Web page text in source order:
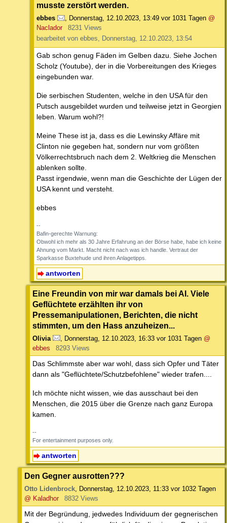
musste zerstört werden.
ebbes , Donnerstag, 12.10.2023, 13:49 vor 1031 Tagen @
Naclador
8231 Views
bearbeitet von ebbes, Donnerstag, 12.10.2023, 13:54
Gab schon genug Fäden im Gelben dazu. Siehe Jochen
Scholz (Youtube), der in die Vorbereitungen des Krieges
eingebunden war.
Die serbischen Studenten, welche in den USA für den
Putsch ausgebildet wurden und teilweise jetzt in Georgien
leben. Warum wohl?!
Meine These ist ja, dass es die Lewinsky Affäre mit
Clinton nie gegeben hat, sondern nur vom größten
Völkerrechtsbruch nach dem 2. Weltkrieg die Menschen
ablenken sollte.
Passt irgendwie, wenn man die Geschichte der Lügen der
USA kennt und versteht.
ebbes
--
Bafin-gerechte Warnung:
Obwohl ich mehr als 30 Jahre Erfahrung an der Börse habe, habe ich keine
Ahnung vom Markt. Macht nicht nach was ich handle. Vertraut der
Sparkasse Buxtehude und ihren Anlagetipps.
antworten
Eine Freundin von mir war damals bei AI. Viele
Geflüchtete erzählten ihr von
Pressemanipulationen, Berichten, die nicht
stimmten, um den Hass anzuheizen...
Olivia Donnerstag, 12.10.2023, 16:33 vor 1031 Tagen @
ebbes
8293 Views
Das Schlimmste aber war wohl, dass sich Opfer und Täter
dann als "Geflüchtete/Schutzbefohlene" wieder trafen....
Ich möchte nicht wissen, wie das ausschaut bei den
Menschen, die 2015 über die Grenze nach ganz Europa
kamen.
--
For entertainment purposes only.
antworten
Den Gegner ausrotten???
Otto Lidenbrock Donnerstag, 12.10.2023, 11:33 vor 1032 Tagen
@ Kaladhor
8832 Views
Mit der Begründung, jedwedes Individuum der gegnerischen